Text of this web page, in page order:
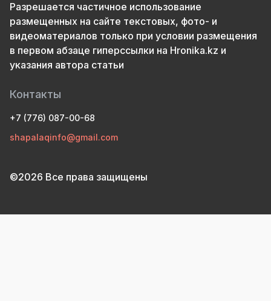
Разрешается частичное использование
размещенных на сайте текстовых, фото- и
видеоматериалов только при условии размещения
в первом абзаце гиперссылки на Hronika.kz и
указания автора статьи
Контакты
+7 (776) 087-00-68
shapalaqinfo@gmail.com
©2026 Все права защищены